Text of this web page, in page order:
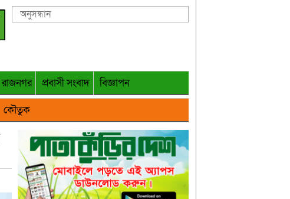
রাজনগর প্রবাসী সংবাদ
বিজ্ঞাপন
কৌতুক